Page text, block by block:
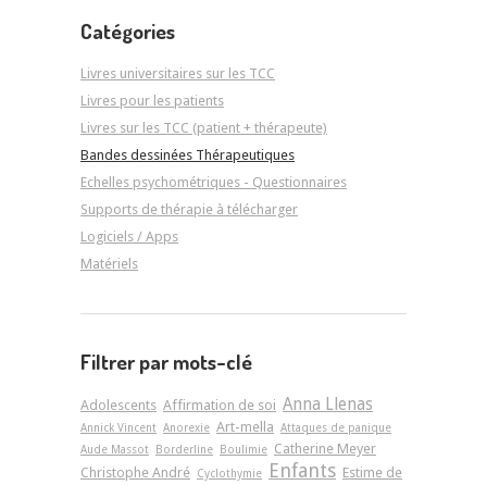
Catégories
Livres universitaires sur les TCC
Livres pour les patients
Livres sur les TCC (patient + thérapeute)
Bandes dessinées Thérapeutiques
Echelles psychométriques - Questionnaires
Supports de thérapie à télécharger
Logiciels / Apps
Matériels
Filtrer par mots-clé
Adolescents Affirmation de soi Anna Llenas
Annick Vincent Anorexie Art-­mella Attaques de panique
Aude Massot
Borderline Boulimie Catherine Meyer
Christophe André Cyclothymie Enfants Estime de